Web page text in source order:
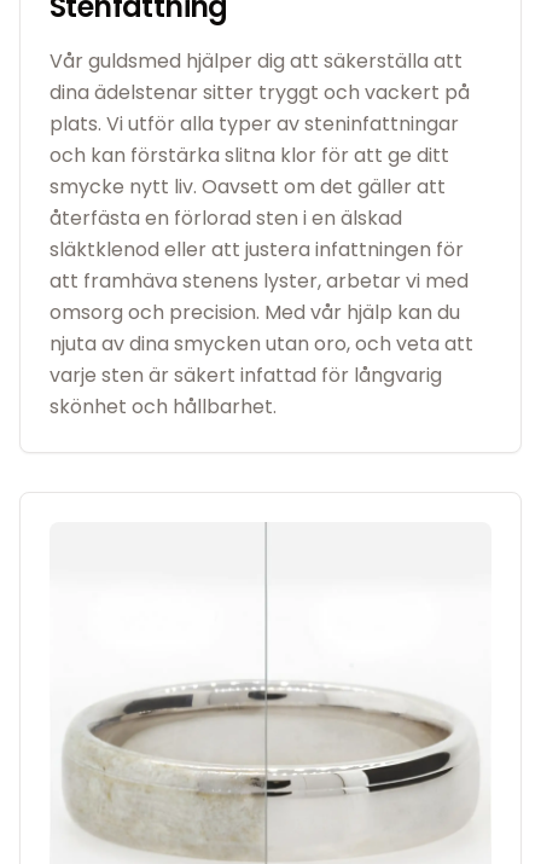
Vår guldsmed hjälper dig att säkerställa att
dina ädelstenar sitter tryggt och vackert på
plats. Vi utför alla typer av steninfattningar
och kan förstärka slitna klor för att ge ditt
smycke nytt liv. Oavsett om det gäller att
återfästa en förlorad sten i en älskad
släktklenod eller att justera infattningen för
att framhäva stenens lyster, arbetar vi med
omsorg och precision. Med vår hjälp kan du
njuta av dina smycken utan oro, och veta att
varje sten är säkert infattad för långvarig
skönhet och hållbarhet.